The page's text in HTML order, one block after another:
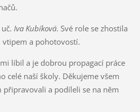
Iva Kubíková. Své role se zhostila
vtipem a pohotovostí.
líbil a je dobrou propagací práce
celé naší školy. Děkujeme všem
a podíleli se na něm